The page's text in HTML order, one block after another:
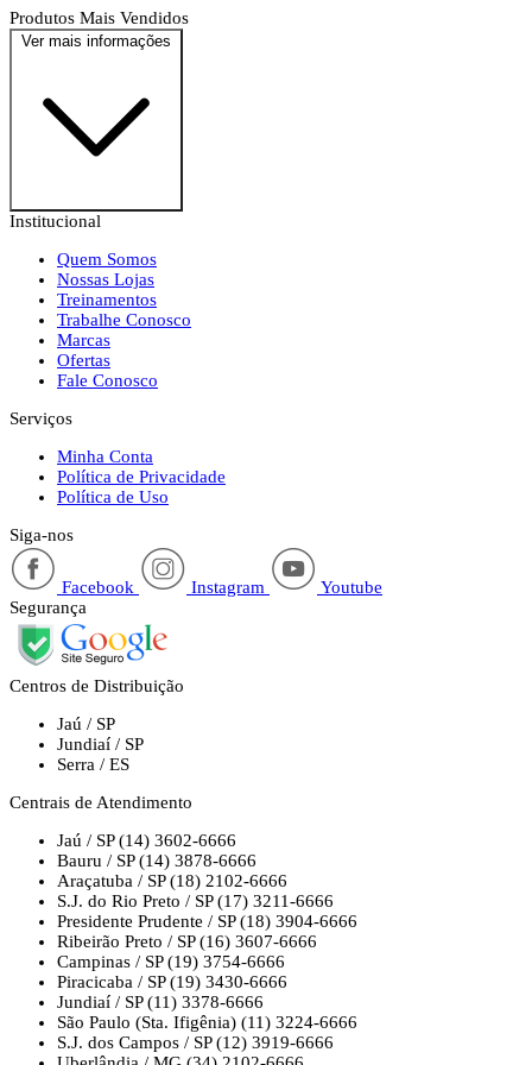
Produtos Mais Vendidos
Ver mais informações
Institucional
Quem Somos
Nossas Lojas
Treinamentos
Trabalhe Conosco
Marcas
Ofertas
Fale Conosco
Serviços
Minha Conta
Política de Privacidade
Política de Uso
Siga-nos
Facebook Instagram
Youtube
Segurança
Centros de Distribuição
Jaú / SP
Jundiaí / SP
Serra / ES
Centrais de Atendimento
Jaú / SP (14) 3602-6666
Bauru / SP (14) 3878-6666
Araçatuba / SP (18) 2102-6666
S.J. do Rio Preto / SP (17) 3211-6666
Presidente Prudente / SP (18) 3904-6666
Ribeirão Preto / SP (16) 3607-6666
Campinas / SP (19) 3754-6666
Piracicaba / SP (19) 3430-6666
Jundiaí / SP (11) 3378-6666
São Paulo (Sta. Ifigênia) (11) 3224-6666
S.J. dos Campos / SP (12) 3919-6666